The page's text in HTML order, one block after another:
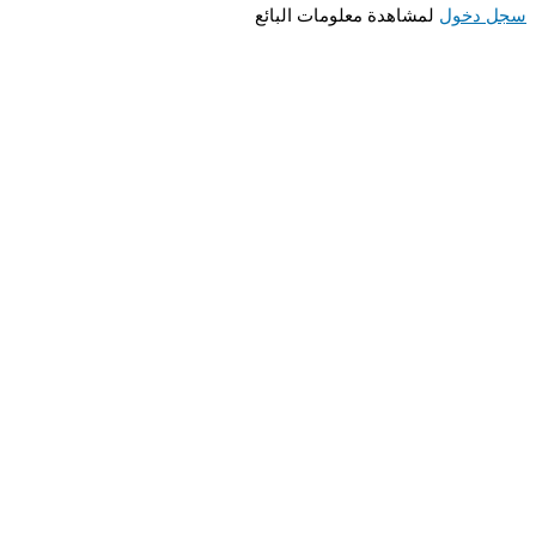
دخوللمشاهدة معلومات البائع